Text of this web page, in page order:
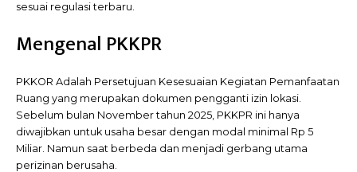
sesuai regulasi terbaru.
Mengenal PKKPR
PKKOR Adalah Persetujuan Kesesuaian Kegiatan Pemanfaatan
Ruang yang merupakan dokumen pengganti izin lokasi.
Sebelum bulan November tahun 2025, PKKPR ini hanya
diwajibkan untuk usaha besar dengan modal minimal Rp 5
Miliar. Namun saat berbeda dan menjadi gerbang utama
perizinan berusaha.